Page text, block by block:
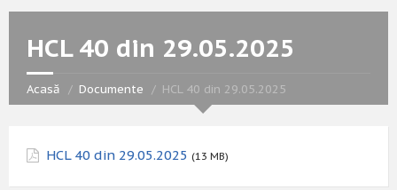
HCL 40 din 29.05.2025
Acasă Documente HCL 40 din 29.05.2025
HCL 40 din 29.05.2025 (13 MB)